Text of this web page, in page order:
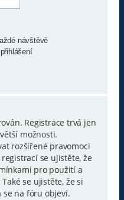
návštěvě
Registrace trvá jen
možnosti.
rozšířené pravomoci
se ujistěte, že
pro použití a
se ujistěte, že si
se na fóru objeví.